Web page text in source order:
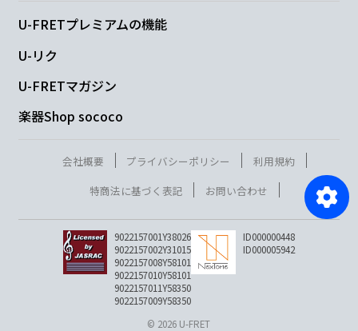
U-FRETプレミアムの機能
U-リク
U-FRETマガジン
楽器Shop sococo
会社概要 プライバシーポリシー
利用規約
特商法に基づく表記
お問い合わせ
9022157001Y38026
9022157002Y31015
9022157008Y58101
9022157010Y58101
9022157011Y58350
9022157009Y58350
ID000000448
ID000005942
© 2026 U-FRET